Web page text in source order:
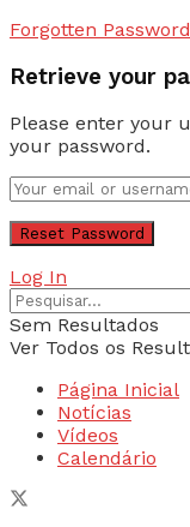
Forgotten
Retrieve your
Please enter your
your password.
Log In
Sem Resultados
Ver Todos os
Página Inicial
Notícias
Vídeos
Calendário